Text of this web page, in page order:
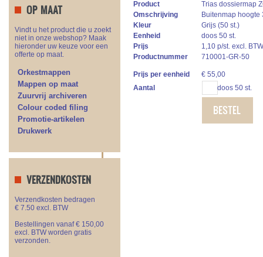
OP MAAT
Vindt u het product die u zoekt
niet in onze webshop? Maak
hieronder uw keuze voor een
offerte op maat.
Orkestmappen
Mappen op maat
Zuurvrij archiveren
Colour coded filing
Promotie-artikelen
Drukwerk
VERZENDKOSTEN
Verzendkosten bedragen
€ 7.50 excl. BTW
Bestellingen vanaf € 150,00
excl. BTW worden gratis
verzonden.
Product
Trias dossiermap
Omschrijving
Buitenmap hoogte
Kleur
Grijs (50 st.)
Eenheid
doos 50 st.
Prijs
1,10 p/st. excl.
Productnummer
710001-GR-50
Prijs per eenheid €55,00
Aantal
doos 50 st.
BESTEL